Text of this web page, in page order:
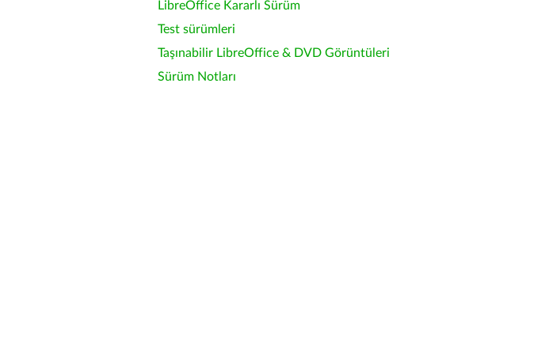
LibreOffice Kararlı Sürüm
Test sürümleri
Taşınabilir LibreOffice & DVD Görüntüleri
Sürüm Notları